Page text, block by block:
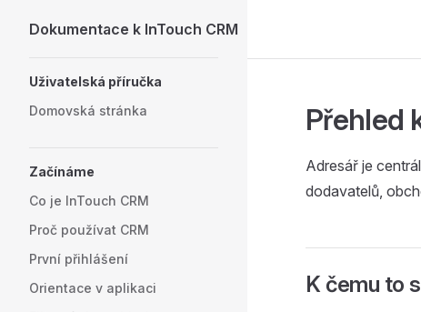
Skip to content
Dokumentace k InTouch CRM
Uživatelská příručka
Domovská stránka
Začínáme
Co je InTouch CRM
Proč používat CRM
První přihlášení
Orientace v aplikaci
Přehled
Adresář je
dodavatelů,
K čemu to